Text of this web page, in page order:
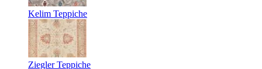
Kelim Teppiche
Ziegler Teppiche